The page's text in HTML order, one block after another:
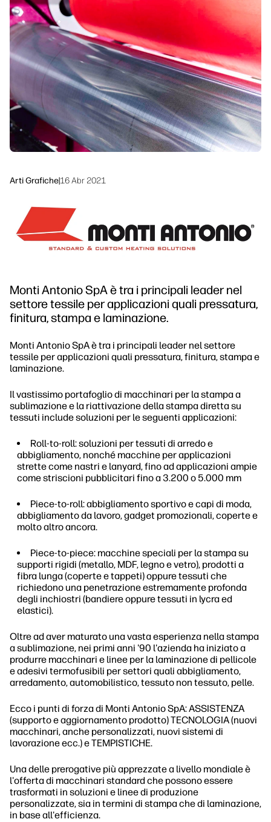
Soluzioni di flusso di lavoro
Sostenibilità
Arti Grafiche|16 Abr 2021
Monti Antonio SpA è tra i principali leader nel
settore tessile per applicazioni quali pressatura,
finitura, stampa e laminazione.
Monti Antonio SpA è tra i principali leader nel settore
tessile per applicazioni quali pressatura, finitura, stampa e
laminazione.
Il vastissimo portafoglio di macchinari per la stampa a
sublimazione e la riattivazione della stampa diretta su
tessuti include soluzioni per le seguenti applicazioni:
Roll-to-roll: soluzioni per tessuti di arredo e
abbigliamento, nonché macchine per applicazioni
strette come nastri e lanyard, fino ad applicazioni ampie
come striscioni pubblicitari fino a 3.200 o 5.000 mm
Piece-to-roll: abbigliamento sportivo e capi di moda,
abbigliamento da lavoro, gadget promozionali, coperte e
molto altro ancora.
Piece-to-piece: macchine speciali per la stampa su
supporti rigidi (metallo, MDF, legno e vetro), prodotti a
fibra lunga (coperte e tappeti) oppure tessuti che
richiedono una penetrazione estremamente profonda
degli inchiostri (bandiere oppure tessuti in lycra ed
elastici).
Oltre ad aver maturato una vasta esperienza nella stampa
a sublimazione, nei primi anni '90 l'azienda ha iniziato a
produrre macchinari e linee per la laminazione di pellicole
e adesivi termofusibili per settori quali abbigliamento,
arredamento, automobilistico, tessuto non tessuto, pelle.
Ecco i punti di forza di Monti Antonio SpA: ASSISTENZA
(supporto e aggiornamento prodotto) TECNOLOGIA (nuovi
macchinari, anche personalizzati, nuovi sistemi di
lavorazione ecc.) e TEMPISTICHE.
Una delle prerogative più apprezzate a livello mondiale è
l'offerta di macchinari standard che possono essere
trasformati in soluzioni e linee di produzione
personalizzate, sia in termini di stampa che di laminazione,
in base all'efficienza.